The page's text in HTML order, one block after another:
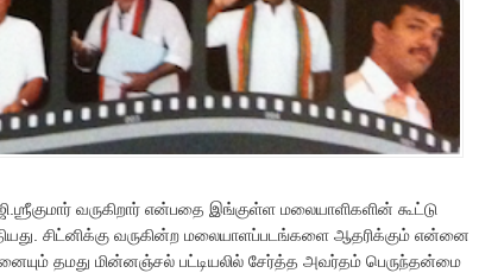
வருகிறார் என்பதை இங்குள்ள மலையாளிகளின் கூட்டு
சிட்னிக்கு வருகின்ற மலையாளப்படங்களை ஆதரிக்கும் என்னை
தமது மின்னஞ்சல் பட்டியலில் சேர்த்த அவர்தம் பெருந்தன்மை